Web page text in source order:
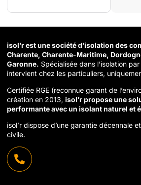
isol’r est une société d’isolation des
Charente, Charente-Maritime,
Garonne. Spécialisée dans l’isolation
intervient chez les particuliers,
Certifiée RGE (reconnue garant de
création en 2013, isol’r propose une
performante avec un isolant naturel et
isol’r dispose d’une garantie décennale
civile.